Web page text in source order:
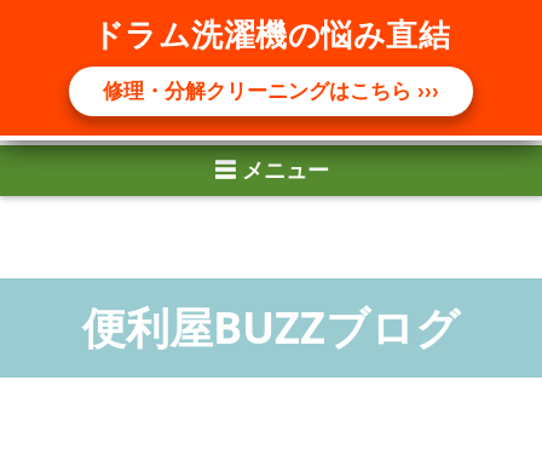
☰ メニュー
ドラム洗濯機の悩み直結
修理・分解クリーニングはこちら ›››